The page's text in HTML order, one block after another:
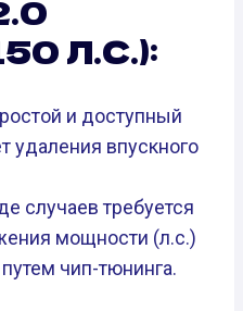
Л.С.):
и доступный
удаления впускного
случаев требуется
мощности (л.с.)
путем чип-тюнинга.